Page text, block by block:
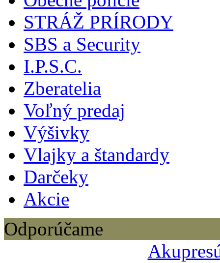
STRÁŽ PRÍRODY
SBS a Security
I.P.S.C.
Zberatelia
Voľný predaj
Výšivky
Vlajky a štandardy
Darčeky
Akcie
Odporúčame